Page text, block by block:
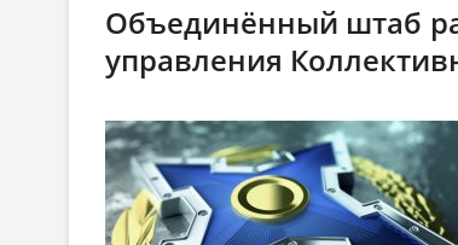
Объединённый штаб
управления